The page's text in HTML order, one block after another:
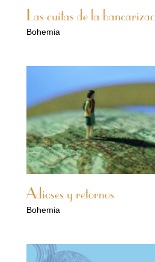
Las cuitas de la
Bohemia
Adioses y retornos
Bohemia